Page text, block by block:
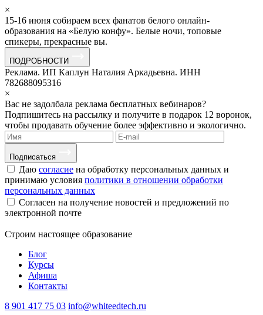
×
15-16 июня собираем всех фанатов белого онлайн-
образования на «Белую конфу». Белые ночи, топовые
спикеры, прекрасные вы.
ПОДРОБНОСТИ
Реклама. ИП Каплун Наталия Аркадьевна. ИНН
782688095316
×
Вас не задолбала реклама бесплатных вебинаров?
Подпишитесь на рассылку и получите в подарок 12 воронок,
чтобы продавать обучение более эффективно и экологично.
Подписаться
Даю согласие на обработку персональных данных и
принимаю условия политики в отношении обработки
персональных данных
Согласен на получение новостей и предложений по
электронной почте
Строим настоящее образование
Блог
Курсы
Афиша
Контакты
8 901 417 75 03 info@whiteedtech.ru